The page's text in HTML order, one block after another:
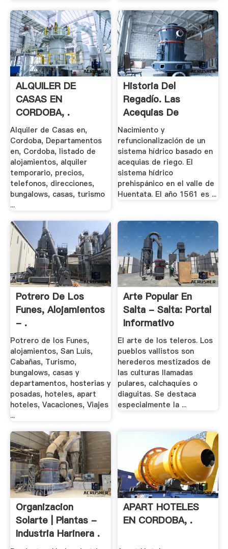
ALQUILER DE
CASAS EN
CORDOBA, .
Alquiler de Casas en,
Cordoba, Departamentos
en, Cordoba, listado de
alojamientos, alquiler
temporario, precios,
telefonos, direcciones,
bungalows, casas, turismo
...
Historia Del
Regadío. Las
Acequias De
Mendoza, .
Nacimiento y
refuncionalización de un
sistema hídrico basado en
acequias de riego. El
sistema hídrico
prehispánico en el valle de
Huentata. El año 1561 es ...
Potrero De Los
Funes, Alojamientos
- .
Potrero de los Funes,
alojamientos, San Luis,
Cabañas, Turismo,
bungalows, casas y
departamentos, hosterias y
posadas, hoteles, apart
hoteles, Vacaciones, Viajes
...
Arte Popular En
Salta - Salta: Portal
Informativo
El arte de los teleros. Los
pueblos vallistos son
herederos mestizados de
las culturas llamadas
pulares, calchaquíes o
diaguitas. Se destaca
especialmente la ...
Organizacion
Solarte | Plantas -
Industria Harinera .
APART HOTELES
EN CORDOBA, .